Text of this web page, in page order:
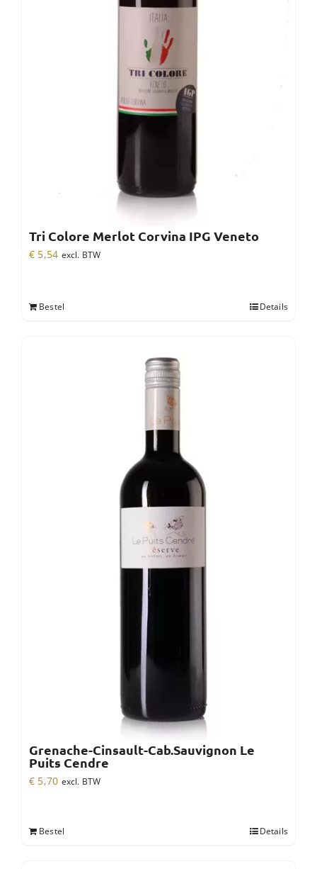
Tri Colore Merlot Corvina IPG Veneto
€ 5,54 excl. BTW
Bestel Details
Grenache-Cinsault-Cab.Sauvignon Le
Puits Cendre
€ 5,70 excl. BTW
Bestel Details